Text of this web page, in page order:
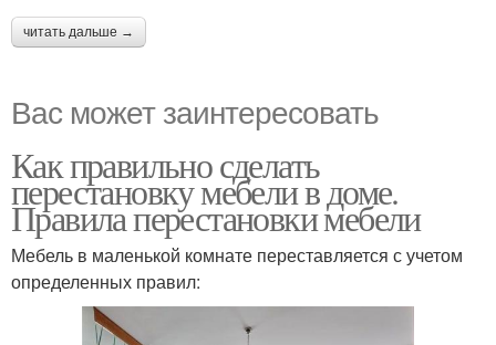
читать дальше →
Вас может заинтересовать
Как правильно сделать
перестановку мебели в доме.
Правила перестановки мебели
Мебель в маленькой комнате переставляется с учетом
определенных правил: